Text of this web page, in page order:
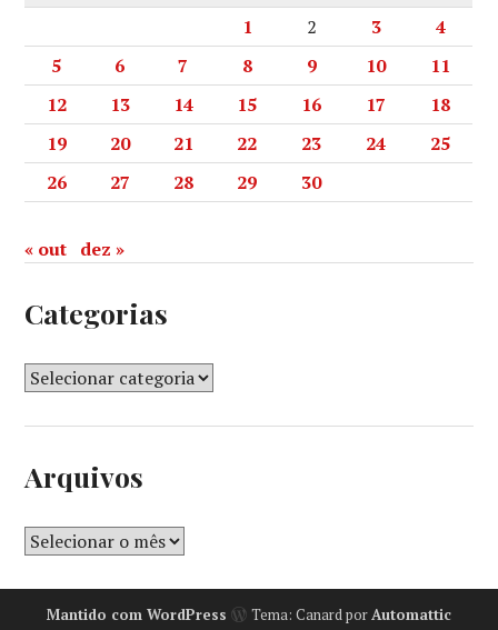
1 2 3
4
5
6 7 8 9 10
11
12
13 14 15 16 17
18
19
20 21 22 23 24
25
26
27 28 29 30
« out dez »
Categorias
Arquivos
Mantido com WordPress Tema: Canard por Automattic